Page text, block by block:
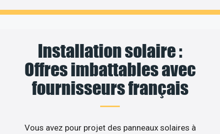
Installation solaire :
Offres imbattables avec
fournisseurs français
Vous avez pour projet des panneaux solaires à